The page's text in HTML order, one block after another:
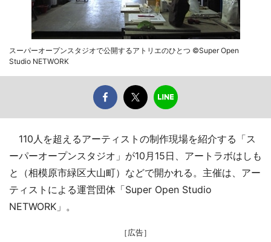
スーパーオープンスタジオで公開するアトリエのひとつ ©Super Open
Studio NETWORK
110人を超えるアーティストの制作現場を紹介する「ス
ーパーオープンスタジオ」が10月15日、アートラボはしも
と（相模原市緑区大山町）などで開かれる。主催は、アー
ティストによる運営団体「Super Open Studio
NETWORK」。
［広告］